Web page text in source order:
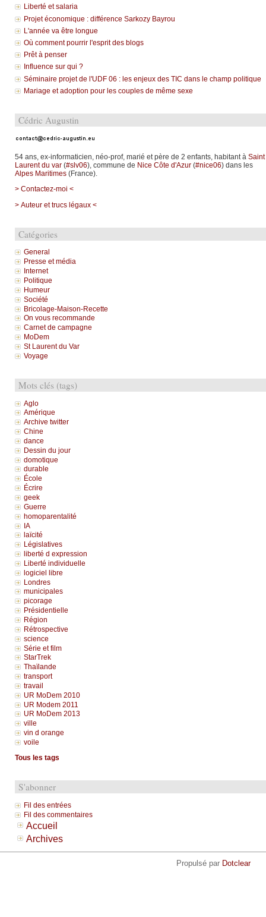
Liberté et salaria
Projet économique : différence Sarkozy Bayrou
L'année va être longue
Où comment pourrir l'esprit des blogs
Prêt à penser
Influence sur qui ?
Séminaire projet de l'UDF 06 : les enjeux des TIC dans le champ politique
Mariage et adoption pour les couples de même sexe
Cédric Augustin
54 ans, ex-informaticien, néo-prof, marié et père de 2 enfants, habitant à Saint
Laurent du var(#slv06), commune de Nice Côte d'Azur(#nice06) dans les
Alpes Maritimes(France).
> Contactez-moi <
> Auteur et trucs légaux <
Catégories
General
Presse et média
Internet
Politique
Humeur
Société
Bricolage-Maison-Recette
On vous recommande
Carnet de campagne
MoDem
St Laurent du Var
Voyage
Mots clés (tags)
Aglo
Amérique
Archive twitter
Chine
dance
Dessin du jour
domotique
durable
École
Écrire
geek
Guerre
homoparentalité
IA
laïcité
Législatives
liberté d expression
Liberté individuelle
logiciel libre
Londres
municipales
picorage
Présidentielle
Région
Rétrospective
science
Série et film
StarTrek
Thaïlande
transport
travail
UR MoDem 2010
UR Modem 2011
UR MoDem 2013
ville
vin d orange
voile
Tous les tags
S'abonner
Fil des entrées
Fil des commentaires
Accueil
Archives
Propulsé par Dotclear